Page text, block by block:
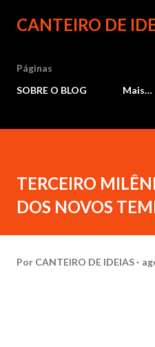
Pular para o
CANTEIRO DE
Páginas
SOBRE O BLOG
Mais…
TERCEIRO
DOS NOVOS
Por CANTEIRO DE IDEIAS